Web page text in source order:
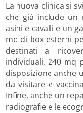
La nuova clinica si
che già include un
asini e cavalli e un
mq di box esterni
destinati ai
individuali, 240 mq
disposizione anche
da visitare e
Infine, anche un
radiografie e le